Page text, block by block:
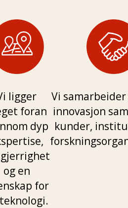
ligger
foran
dyp
og en
for
Vi
innovasjon
kunder,